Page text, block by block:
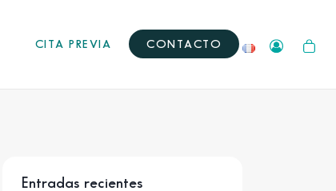
CITA PREVIA CONTACTO
Entradas recientes